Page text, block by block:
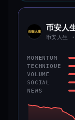
CAP.
VAR. 7 J
VS ATH
−96,6 %
CONFIANCE
币安
人生
币安人
币安人生
MOMENTUM
TECHNIQUE
VOLUME
SOCIAL
NEWS